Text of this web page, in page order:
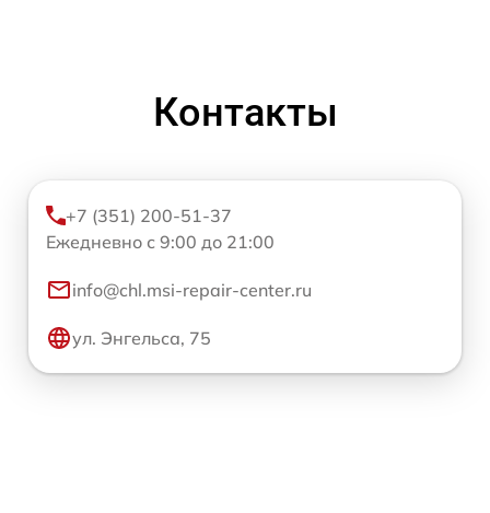
Контакты
+7 (351) 200-51-37
Ежедневно с 9:00 до 21:00
info@chl.msi-repair-center.ru
ул. Энгельса, 75